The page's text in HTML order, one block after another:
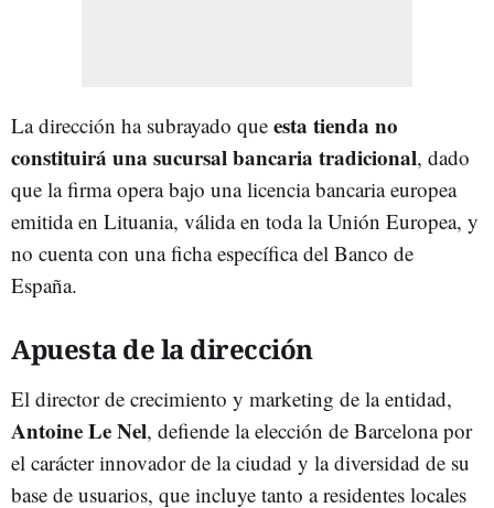
La dirección ha subrayado que esta tienda no
constituirá una sucursal bancaria tradicional, dado
que la firma opera bajo una licencia bancaria europea
emitida en Lituania, válida en toda la Unión Europea, y
no cuenta con una ficha específica del Banco de
España.
Apuesta de la dirección
El director de crecimiento y marketing de la entidad,
Antoine Le Nel, defiende la elección de Barcelona por
el carácter innovador de la ciudad y la diversidad de su
base de usuarios, que incluye tanto a residentes locales